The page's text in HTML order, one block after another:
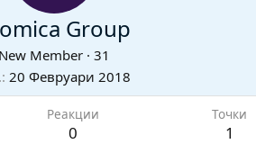
Group
New Member · 31
20 Февруари 2018
Реакции
0
Точки
1